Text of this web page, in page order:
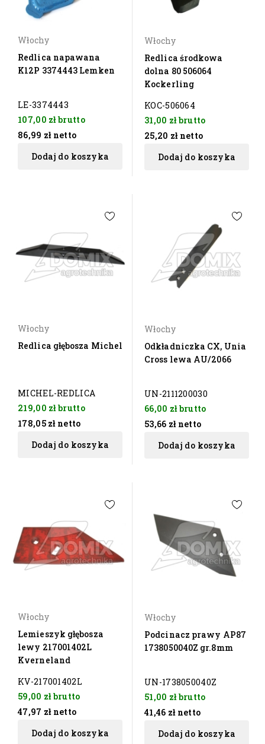
Włochy
Redlica napawana
K12P 3374443 Lemken
LE-3374443
107,00 złbrutto
86,99 zł netto
Dodaj do koszyka
Włochy
Redlica środkowa
dolna 80 506064
Kockerling
KOC-506064
31,00 złbrutto
25,20 zł netto
Dodaj do koszyka
Włochy
Redlica głębosza Michel
MICHEL-REDLICA
219,00 złbrutto
178,05 zł netto
Dodaj do koszyka
Włochy
Odkładniczka CX, Unia
Cross lewa AU/2066
UN-2111200030
66,00 złbrutto
53,66 zł netto
Dodaj do koszyka
Włochy
Lemieszyk głębosza
lewy 217001402L
Kverneland
KV-217001402L
59,00 złbrutto
47,97 zł netto
Dodaj do koszyka
Włochy
Podcinacz prawy AP87
1738050040Z gr.8mm
UN-1738050040Z
51,00 złbrutto
41,46 zł netto
Dodaj do koszyka